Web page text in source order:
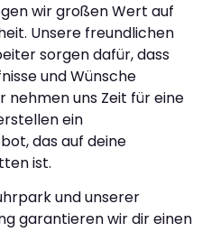
wir großen Wert auf
Unsere freundlichen
sorgen dafür, dass
und Wünsche
nehmen uns Zeit für eine
ein
das auf deine
ist.
und unserer
garantieren wir dir einen